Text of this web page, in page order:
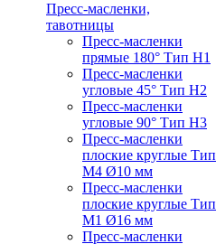
Пресс-масленки,
тавотницы
Пресс-масленки
прямые 180° Тип H1
Пресс-масленки
угловые 45° Тип H2
Пресс-масленки
угловые 90° Тип H3
Пресс-масленки
плоские круглые Тип
M4 Ø10 мм
Пресс-масленки
плоские круглые Тип
M1 Ø16 мм
Пресс-масленки